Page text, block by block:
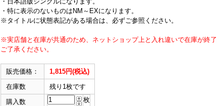
・特に表示のないものはNM～EXになります。
※タイトルに状態表記がある場合は、必ずご参照ください。
※実店舗と在庫が共通のため、ネットショップ上と入れ違いで在庫が終
ご了承ください。
販売価格：
1,815円(税込)
在庫数
残り1枚です
購入数
枚